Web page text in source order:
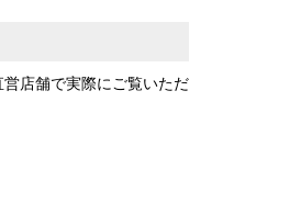
店舗で実際にご覧いただ